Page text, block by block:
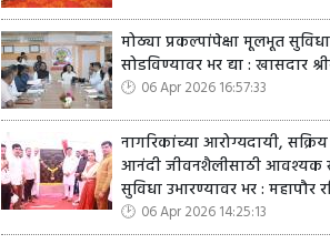
मोठ्या प्रकल्पांपेक्षा मूलभूत सुविधा
सोडविण्यावर भर द्या : खासदार
06 Apr 2026 16:57:33
नागरिकांच्या आरोग्यदायी,
आनंदी जीवनशैलीसाठी आवश्यक
सुविधा उभारण्यावर भर : महापौर
06 Apr 2026 14:25:13